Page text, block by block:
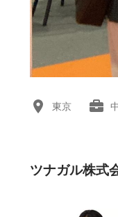
東京
ツナガル株式